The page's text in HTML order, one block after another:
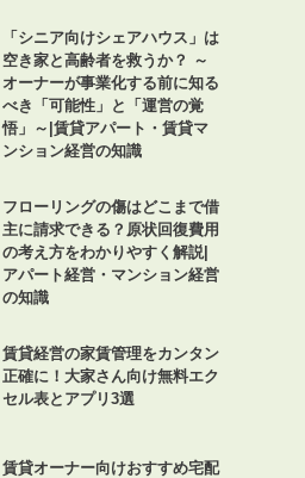
「シニア向けシェアハウス」は
空き家と高齢者を救うか？ ～
オーナーが事業化する前に知る
べき「可能性」と「運営の覚
悟」～|賃貸アパート・賃貸マ
ンション経営の知識
フローリングの傷はどこまで借
主に請求できる？原状回復費用
の考え方をわかりやすく解説|
アパート経営・マンション経営
の知識
賃貸経営の家賃管理をカンタン
正確に！大家さん向け無料エク
セル表とアプリ3選
賃貸オーナー向けおすすめ宅配